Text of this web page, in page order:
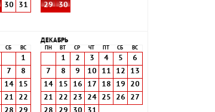
30 31
29
30
СБ ВС
1
7
8
14
15
21
22
28
29
ДЕКАБРЬ
ПН ВТ СР ЧТ СБ ВС
1 2 3 4 5
6
7
8 9 10 11 12
13
14
15 16 17 18 19
20
21
22 23 24 25 26
27
28
29 30 31